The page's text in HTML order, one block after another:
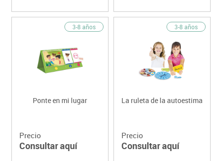
3-8 años
Ponte en mi lugar
Precio
Consultar aquí
3-8 años
La ruleta de la autoestima
Precio
Consultar aquí